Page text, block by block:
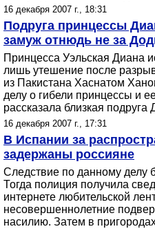
16 декабря 2007 г., 18:31
Подруга принцессы
замуж отнюдь не за
Принцесса Уэльская Диана
лишь утешение после
из Пакистана Хаснатом
делу о гибели принцессы и
рассказала близкая
16 декабря 2007 г., 17:31
В Испании за
задержаны россияне
Следствие по данному делу
Тогда полиция получила
интернете любительской
несовершеннолетние
насилию. Затем в